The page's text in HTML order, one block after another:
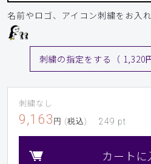
​1 ​2
名前やロゴ、アイコン刺繍をお入れ
刺繍の指定をする（ 1,320
刺繍なし
9,163 円 (税込) 249 pt
カートに